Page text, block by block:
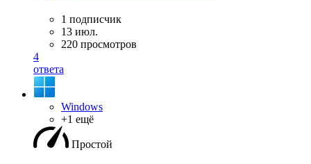
1 подписчик
13 июл.
220 просмотров
4
ответа
Windows
+1 ещё
Простой